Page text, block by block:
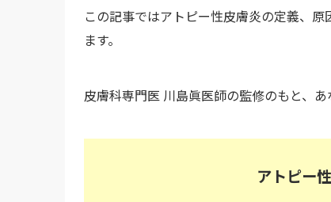
この記事ではアトピー性皮膚炎の定義、
ます。
皮膚科専門医 川島眞医師の監修のもと、
アトピー